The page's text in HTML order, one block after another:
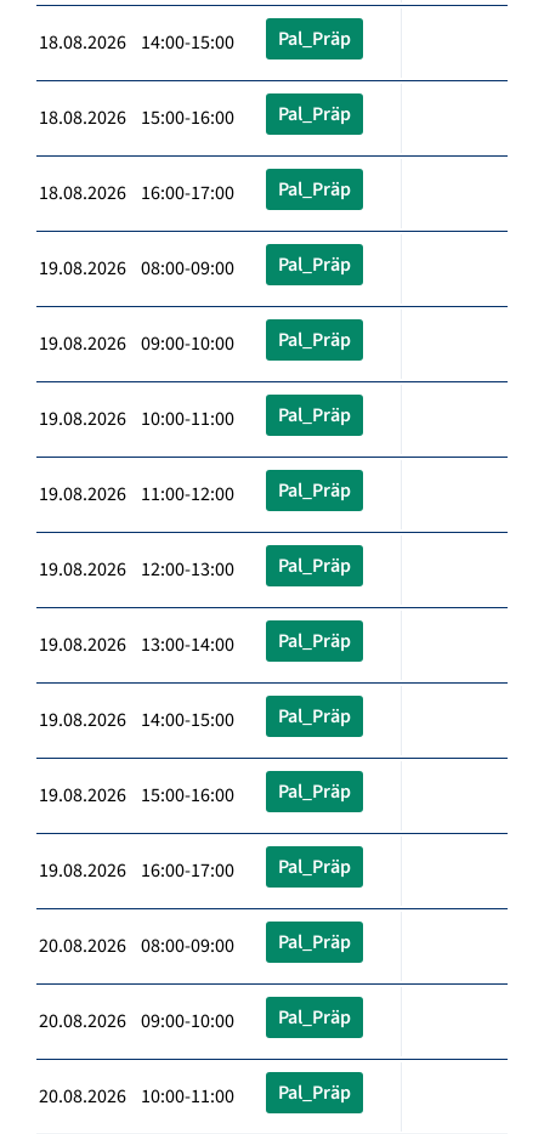
18.08.2026 14:00-15:00 Pal_Präp
18.08.2026 15:00-16:00 Pal_Präp
18.08.2026 16:00-17:00 Pal_Präp
19.08.2026 08:00-09:00 Pal_Präp
19.08.2026 09:00-10:00 Pal_Präp
19.08.2026 10:00-11:00 Pal_Präp
19.08.2026 11:00-12:00 Pal_Präp
19.08.2026 12:00-13:00 Pal_Präp
19.08.2026 13:00-14:00 Pal_Präp
19.08.2026 14:00-15:00 Pal_Präp
19.08.2026 15:00-16:00 Pal_Präp
19.08.2026 16:00-17:00 Pal_Präp
20.08.2026 08:00-09:00 Pal_Präp
20.08.2026 09:00-10:00 Pal_Präp
20.08.2026 10:00-11:00 Pal_Präp